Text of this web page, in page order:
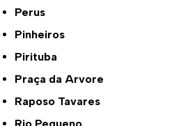
Perus
Pinheiros
Pirituba
Praça da Arvore
Raposo Tavares